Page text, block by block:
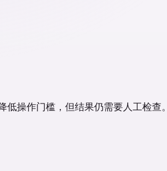
操作门槛，但结果仍需要人工检查。